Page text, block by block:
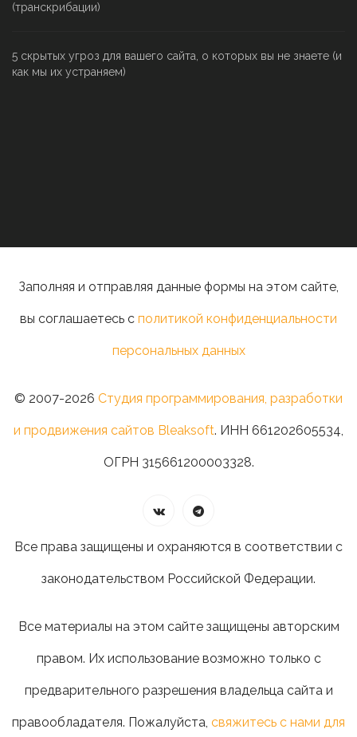
(транскрибации)
5 скрытых угроз для вашего сайта, о которых вы не знаете (и
как мы их устраняем)
Заполняя и отправляя данные формы на этом сайте,
вы соглашаетесь с политикой конфиденциальности
персональных данных
© 2007-2026 Студия программирования, разработки
и продвижения сайтов Bleaksoft. ИНН 661202605534,
ОГРН 315661200003328.
Все права защищены и охраняются в соответствии с
законодательством Российской Федерации.
Все материалы на этом сайте защищены авторским
правом. Их использование возможно только с
предварительного разрешения владельца сайта и
правообладателя. Пожалуйста, свяжитесь с нами для